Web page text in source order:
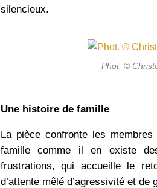
silencieux.
Phot. ©
Une histoire de famille
La pièce confronte les
famille comme il en existe
frustrations, qui accueille le
d’attente mêlé d’agressivité et